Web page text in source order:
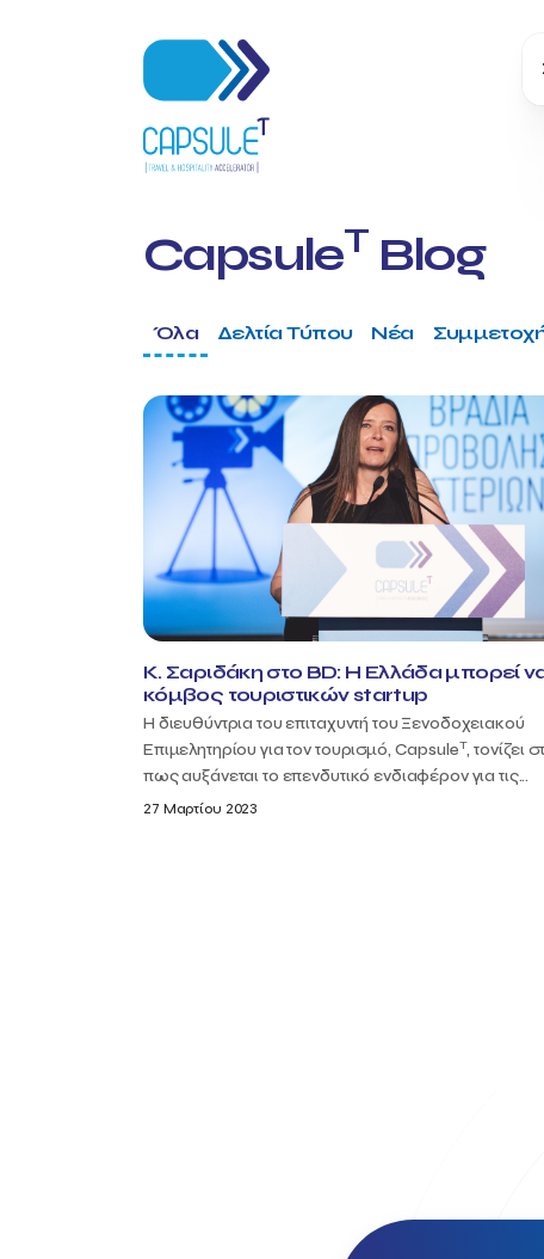
CapsuleT Blog
Όλα Δελτία Τύπου Νέα
Κ. Σαριδάκη στο BD: Η Ελλάδα μπορεί να
κόμβος τουριστικών startup
Η διευθύντρια του επιταχυντή του Ξενοδοχειακού
Επιμελητηρίου για τον τουρισμό, CapsuleT, τονίζει
πως αυξάνεται το επενδυτικό ενδιαφέρον για τις...
27 Μαρτίου 2023